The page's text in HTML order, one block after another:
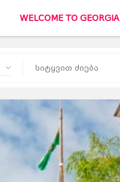
WELCOME TO GEORGIA